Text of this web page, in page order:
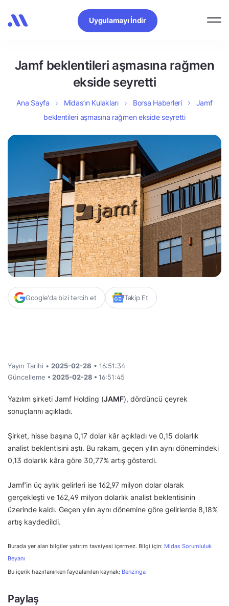
Uygulamayı İndir
Jamf beklentileri aşmasına rağmen
ekside seyretti
Ana Sayfa Midas’ın Kulakları Borsa Haberleri
Jamf
beklentileri aşmasına rağmen ekside seyretti
Google'da bizi tercih et Takip Et
Yayın Tarihi • 2025-02-28 • 16:51:34
Güncelleme • 2025-02-28 • 16:51:45
Yazılım şirketi Jamf Holding (JAMF), dördüncü çeyrek
sonuçlarını açıkladı.
Şirket, hisse başına 0,17 dolar kâr açıkladı ve 0,15 dolarlık
analist beklentisini aştı. Bu rakam, geçen yılın aynı dönemindeki
0,13 dolarlık kâra göre 30,77% artış gösterdi.
Jamf’in üç aylık gelirleri ise 162,97 milyon dolar olarak
gerçekleşti ve 162,49 milyon dolarlık analist beklentisinin
üzerinde kaldı. Geçen yılın aynı dönemine göre gelirlerde 8,18%
artış kaydedildi.
Burada yer alan bilgiler yatırım tavsiyesi içermez. Bilgi için: Midas Sorumluluk
Beyanı
Bu içerik hazırlanırken faydalanılan kaynak: Benzinga
Paylaş